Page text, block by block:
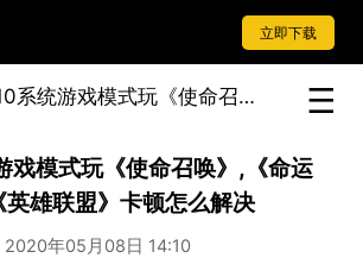
立即下载
win10系统游戏模式玩《使命召唤》,《命运2》,《英雄联盟》卡顿怎么解决
戏模式玩《使命召唤》,《命运
雄联盟》卡顿怎么解决
2020年05月08日 14:10